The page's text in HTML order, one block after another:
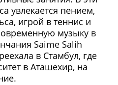
увлекается пением,
игрой в теннис и
музыку в
Saime Salih
в Стамбул, где
в Аташехир, на